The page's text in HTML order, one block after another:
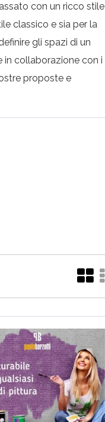
con un ricco stile
classico e sia per la
gli spazi di un
in collaborazione con i
proposte e